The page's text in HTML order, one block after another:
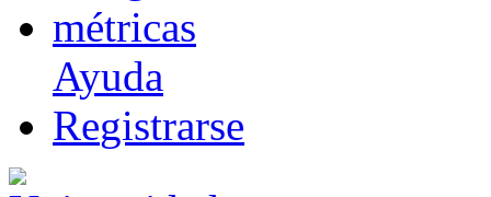
métricas
Ayuda
Registrarse